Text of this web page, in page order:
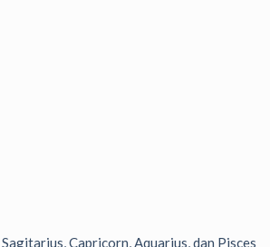
Capricorn, Aquarius, dan Pisces